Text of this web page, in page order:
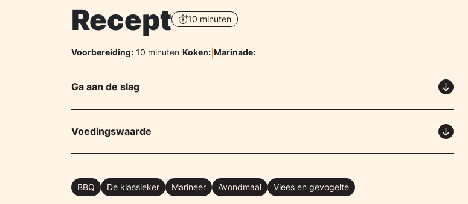
Recept 10 minuten
Voorbereiding: 10 minuten Koken: Marinade:
Ga aan de slag
Voedingswaarde
BBQ De klassieker Marineer Avondmaal Vlees en gevogelte